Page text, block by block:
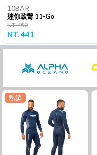
10BAR
迷你軟臂 11-Go
NT. 450
NT. 441
熱銷